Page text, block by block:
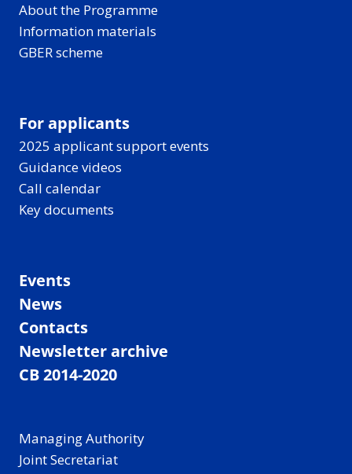
About the Programme
Information materials
GBER scheme
For applicants
2025 applicant support events
Guidance videos
Call calendar
Key documents
Events
News
Contacts
Newsletter archive
CB 2014-2020
Managing Authority
Joint Secretariat